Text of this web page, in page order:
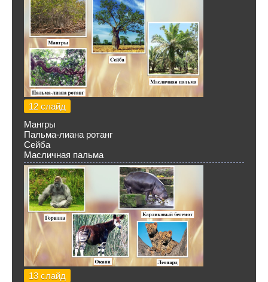
12 слайд
Мангры
Пальма-лиана ротанг
Сейба
Масличная пальма
13 слайд